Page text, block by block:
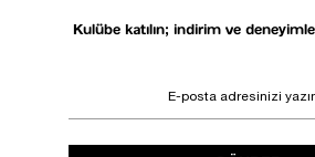
Kulübe katılın; indirim ve